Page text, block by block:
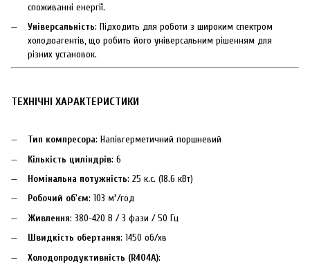
споживанні енергії.
Універсальність: Підходить для роботи з широким спектром
холодоагентів, що робить його універсальним рішенням для
різних установок.
ТЕХНІЧНІ ХАРАКТЕРИСТИКИ
Тип компресора: Напівгерметичний поршневий
Кількість циліндрів: 6
Номінальна потужність: 25 к.с. (18.6 кВт)
Робочий об'єм: 103 м³/год
Живлення: 380-420 В / 3 фази / 50 Гц
Швидкість обертання: 1450 об/хв
Холодопродуктивність (R404A):